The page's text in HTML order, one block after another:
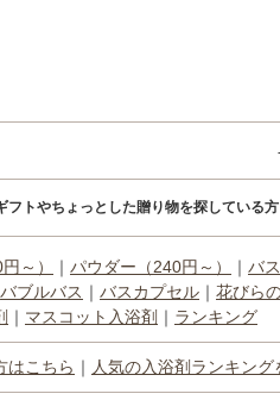
トやちょっとした贈り物を探している
～） ｜ パウダー（240円～） ｜ バ
バブルバス ｜ バスカプセル ｜ 花びら
｜ マスコット入浴剤 ｜ ランキング
はこちら ｜ 人気の入浴剤ランキング